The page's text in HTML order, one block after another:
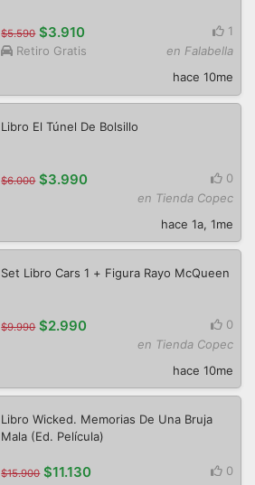
$5.590 $3.910
1
Retiro Gratis
en Falabella
hace 10me
Libro El Túnel De Bolsillo
$6.000 $3.990
0
en Tienda Copec
hace 1a, 1me
Set Libro Cars 1 + Figura Rayo McQueen
$9.990 $2.990
0
en Tienda Copec
hace 10me
Libro Wicked. Memorias De Una Bruja
Mala (Ed. Película)
$15.900 $11.130
0